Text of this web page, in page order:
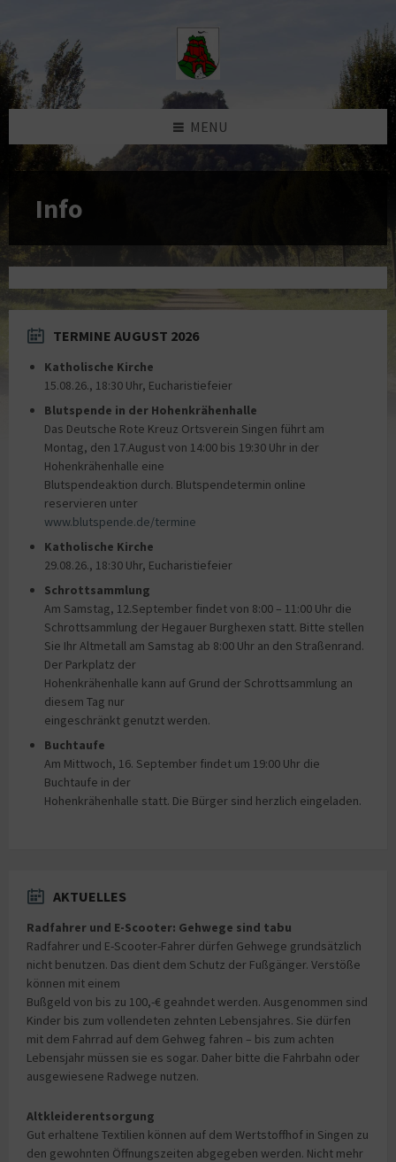
content
left
sidebar
footer
MENU
Info
TERMINE AUGUST 2026
Katholische Kirche
15.08.26., 18:30 Uhr, Eucharistiefeier
Blutspende in der Hohenkrähenhalle
Das Deutsche Rote Kreuz Ortsverein Singen führt am
Montag, den 17.August von 14:00 bis 19:30 Uhr in der
Hohenkrähenhalle eine
Blutspendeaktion durch. Blutspendetermin online
reservieren unter
www.blutspende.de/termine
Katholische Kirche
29.08.26., 18:30 Uhr, Eucharistiefeier
Schrottsammlung
Am Samstag, 12.September findet von 8:00 – 11:00 Uhr die
Schrottsammlung der Hegauer Burghexen statt. Bitte stellen
Sie Ihr Altmetall am Samstag ab 8:00 Uhr an den Straßenrand.
Der Parkplatz der
Hohenkrähenhalle kann auf Grund der Schrottsammlung an
diesem Tag nur
eingeschränkt genutzt werden.
Buchtaufe
Am Mittwoch, 16. September findet um 19:00 Uhr die
Buchtaufe in der
Hohenkrähenhalle statt. Die Bürger sind herzlich eingeladen.
AKTUELLES
Radfahrer und E-Scooter: Gehwege sind tabu
Radfahrer und E-Scooter-Fahrer dürfen Gehwege grundsätzlich
nicht benutzen. Das dient dem Schutz der Fußgänger. Verstöße
können mit einem
Bußgeld von bis zu 100,-€ geahndet werden. Ausgenommen sind
Kinder bis zum vollendeten zehnten Lebensjahres. Sie dürfen
mit dem Fahrrad auf dem Gehweg fahren – bis zum achten
Lebensjahr müssen sie es sogar. Daher bitte die Fahrbahn oder
ausgewiesene Radwege nutzen.
Altkleiderentsorgung
Gut erhaltene Textilien können auf dem Wertstoffhof in Singen zu
den gewohnten Öffnungszeiten abgegeben werden. Nicht mehr